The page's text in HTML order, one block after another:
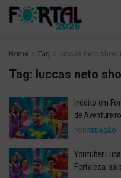
Home Tag luccas neto show
Tag: luccas neto
Inédito em
de
POR REDAÇÃO
Youtuber
Fortaleza;